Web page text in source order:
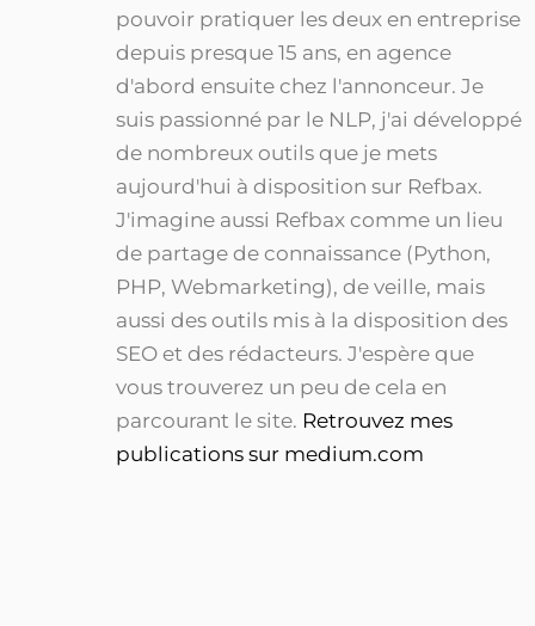
pouvoir pratiquer les deux en entreprise
depuis presque 15 ans, en agence
d'abord ensuite chez l'annonceur. Je
suis passionné par le NLP, j'ai développé
de nombreux outils que je mets
aujourd'hui à disposition sur Refbax.
J'imagine aussi Refbax comme un lieu
de partage de connaissance (Python,
PHP, Webmarketing), de veille, mais
aussi des outils mis à la disposition des
SEO et des rédacteurs. J'espère que
vous trouverez un peu de cela en
parcourant le site. Retrouvez mes
publications sur medium.com